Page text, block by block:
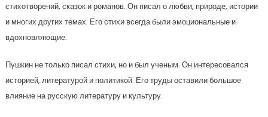
стихотворений, сказок и романов. Он писал о любви, природе, истории
и многих других темах. Его стихи всегда были эмоциональные и
вдохновляющие.
Пушкин не только писал стихи, но и был ученым. Он интересовался
историей, литературой и политикой. Его труды оставили большое
влияние на русскую литературу и культуру.